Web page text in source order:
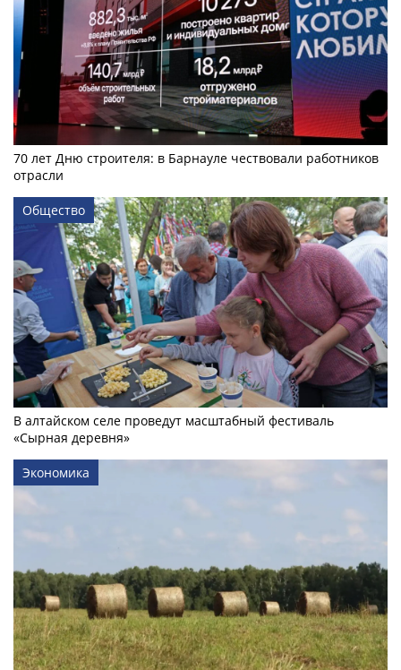
70 лет Дню строителя: в Барнауле чествовали работников
отрасли
Общество
В алтайском селе проведут масштабный фестиваль
«Сырная деревня»
Экономика